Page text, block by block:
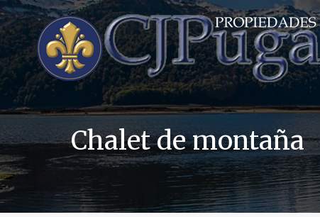
Chalet de montaña